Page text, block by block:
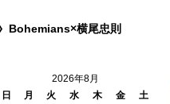
Bohemians×横尾忠則
2026年8月
日
月 火 水 木 金
土